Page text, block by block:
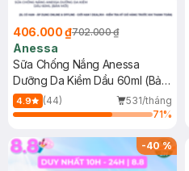
406.000 ₫702.000 ₫
Anessa
Sữa Chống Nắng Anessa
Dưỡng Da Kiềm Dầu 60ml (Bản
Mới)
4.9 (44)
531/tháng
71%
-40%